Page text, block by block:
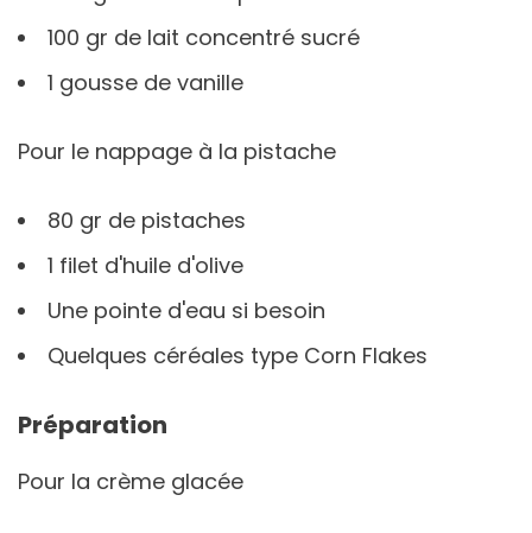
100 gr de lait concentré sucré
1 gousse de vanille
Pour le nappage à la pistache
80 gr de pistaches
1 filet d'huile d'olive
Une pointe d'eau si besoin
Quelques céréales type Corn Flakes
Préparation
Pour la crème glacée